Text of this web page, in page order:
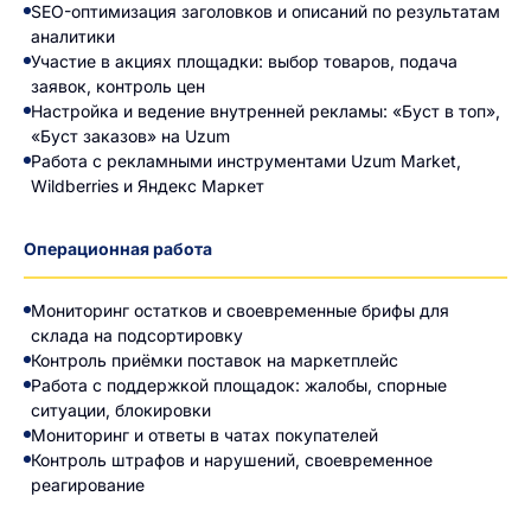
SEO-оптимизация заголовков и описаний по результатам
аналитики
Участие в акциях площадки: выбор товаров, подача
заявок, контроль цен
Настройка и ведение внутренней рекламы: «Буст в топ»,
«Буст заказов» на Uzum
Работа с рекламными инструментами Uzum Market,
Wildberries и Яндекс Маркет
Операционная работа
Мониторинг остатков и своевременные брифы для
склада на подсортировку
Контроль приёмки поставок на маркетплейс
Работа с поддержкой площадок: жалобы, спорные
ситуации, блокировки
Мониторинг и ответы в чатах покупателей
Контроль штрафов и нарушений, своевременное
реагирование